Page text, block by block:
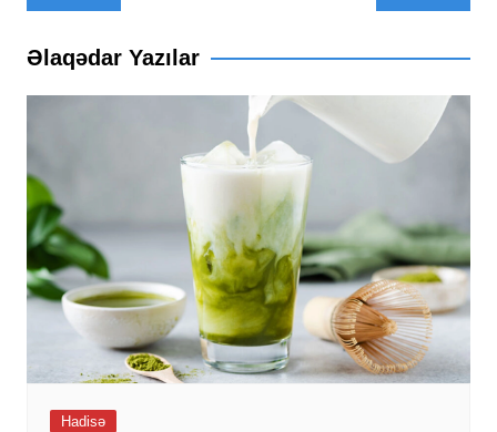
naviqasiyası
Əlaqədar Yazılar
Hadisə